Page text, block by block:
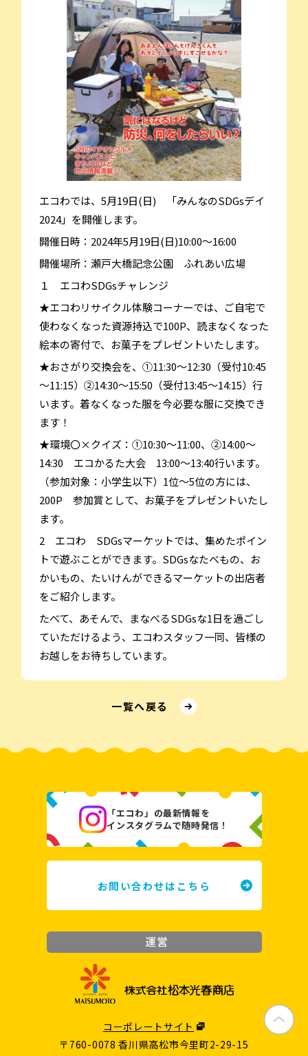
エコわでは、5月19日(日) 「みんなのSDGsデイ
2024」を開催します。
開催日時：2024年5月19日(日)10:00～16:00
開催場所：瀬戸大橋記念公園 ふれあい広場
１ エコわSDGsチャレンジ
★エコわリサイクル体験コーナーでは、ご自宅で
使わなくなった資源持込で100P、読まなくなった
絵本の寄付で、お菓子をプレゼントいたします。
★おさがり交換会を、①11:30～12:30（受付10:45
～11:15）②14:30～15:50（受付13:45～14:15）行
います。着なくなった服を今必要な服に交換でき
ます！
★環境〇×クイズ：①10:30～11:00、②14:00～
14:30 エコかるた大会 13:00～13:40行います。
（参加対象：小学生以下）1位～5位の方には、
200P 参加賞として、お菓子をプレゼントいたし
ます。
2 エコわ SDGsマーケットでは、集めたポイン
トで遊ぶことができます。SDGsなたべもの、お
かいもの、たいけんができるマーケットの出店者
をご紹介します。
たべて、あそんで、まなべるSDGsな1日を過ごし
ていただけるよう、エコわスタッフ一同、皆様の
お越しをお待ちしています。
⼀覧へ戻る
「エコわ」の最新情報を
インスタグラムで随時発信！
お問い合わせはこちら
コーポレートサイト
〒760-0078 香川県高松市今里町2-29-15